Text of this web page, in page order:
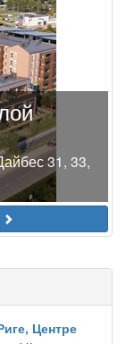
31, 33,
Центре